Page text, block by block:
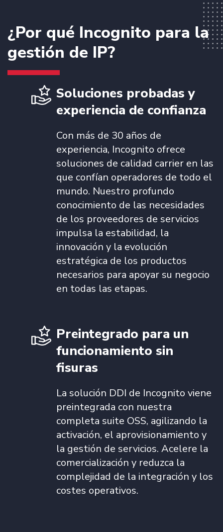
¿Por qué Incognito para la
gestión de IP?
Soluciones probadas y
experiencia de confianza
Con más de 30 años de
experiencia, Incognito ofrece
soluciones de calidad carrier en las
que confían operadores de todo el
mundo. Nuestro profundo
conocimiento de las necesidades
de los proveedores de servicios
impulsa la estabilidad, la
innovación y la evolución
estratégica de los productos
necesarios para apoyar su negocio
en todas las etapas.
Preintegrado para un
funcionamiento sin
fisuras
La solución DDI de Incognito viene
preintegrada con nuestra
completa suite OSS, agilizando la
activación, el aprovisionamiento y
la gestión de servicios. Acelere la
comercialización y reduzca la
complejidad de la integración y los
costes operativos.